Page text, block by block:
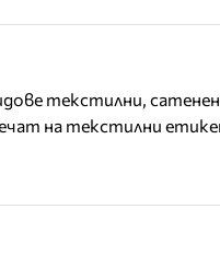
текстилни,
на текстилни